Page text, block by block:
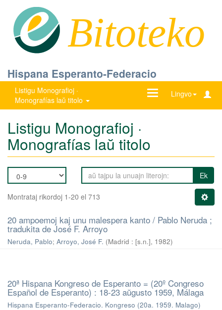
Bitoteko
Hispana Esperanto-Federacio
Listigu Monografioj ·
Monografías laŭ titolo
Lingvo
Ŝanĝu
Listigu Monografioj ·
Monografías laŭ titolo
Ek
Montrataj rikordoj 1-20 el 713
20 ampoemoj kaj unu malespera kanto / Pablo Neruda ;
tradukita de José F. Arroyo
Neruda, Pablo; Arroyo, José F. (Madrid : [s.n.], 1982)
20ª Hispana Kongreso de Esperanto = (20º Congreso
Español de Esperanto) : 18-23 aŭgusto 1959, Málaga
Hispana Esperanto-Federacio. Kongreso (20a. 1959. Malago)